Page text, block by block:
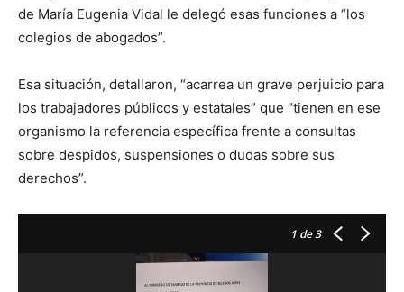
de María Eugenia Vidal le delegó esas funciones a “los
colegios de abogados”.
Esa situación, detallaron, “acarrea un grave perjuicio para
los trabajadores públicos y estatales” que “tienen en ese
organismo la referencia específica frente a consultas
sobre despidos, suspensiones o dudas sobre sus
derechos”.
1 de 3